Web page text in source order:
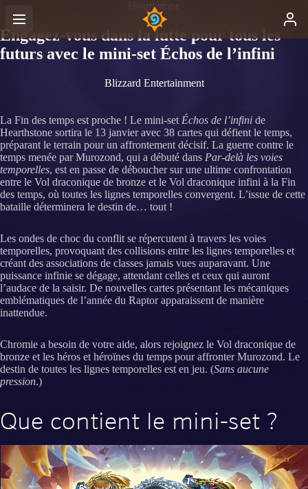
Hearthstone
Engagez-vous dans la lutte pour tous les
futurs avec le mini-set Échos de l’infini
Blizzard Entertainment
La Fin des temps est proche ! Le mini-set Échos de l’infini de
Hearthstone sortira le 13 janvier avec 38 cartes qui défient le temps,
préparant le terrain pour un affrontement décisif. La guerre contre le
temps menée par Murozond, qui a débuté dans Par-delà les voies
temporelles, est en passe de déboucher sur une ultime confrontation
entre le Vol draconique de bronze et le Vol draconique infini à la Fin
des temps, où toutes les lignes temporelles convergent. L’issue de cette
bataille déterminera le destin de… tout !
Les ondes de choc du conflit se répercutent à travers les voies
temporelles, provoquant des collisions entre les lignes temporelles et
créant des associations de classes jamais vues auparavant. Une
puissance infinie se dégage, attendant celles et ceux qui auront
l’audace de la saisir. De nouvelles cartes présentant les mécaniques
emblématiques de l’année du Raptor apparaissent de manière
inattendue.
Chromie a besoin de votre aide, alors rejoignez le Vol draconique de
bronze et les héros et héroïnes du temps pour affronter Murozond. Le
destin de toutes les lignes temporelles est en jeu. (Sans aucune
pression.)
Que contient le mini-set ?